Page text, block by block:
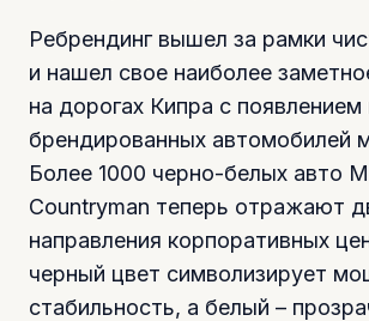
Ребрендинг вышел за рамки
и нашел свое наиболее
на дорогах Кипра с появлением
брендированных автомобилей
Более 1000 черно-белых авто
Countryman теперь отражают
направления корпоративных
черный цвет символизирует
стабильность, а белый –